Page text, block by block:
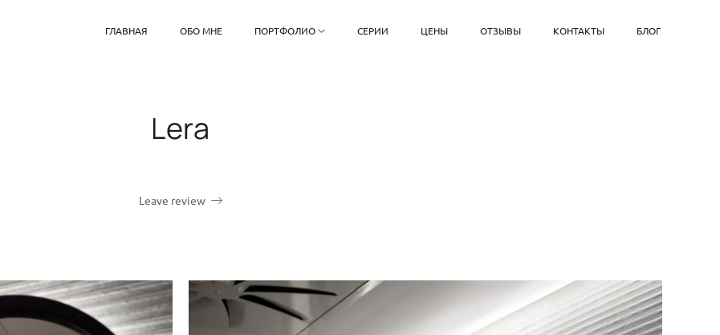
ГЛАВНАЯ ОБО МНЕ ПОРТФОЛИО СЕРИИ ЦЕНЫ ОТЗЫВЫ КОНТАКТЫ БЛОГ
Lera
Leave review